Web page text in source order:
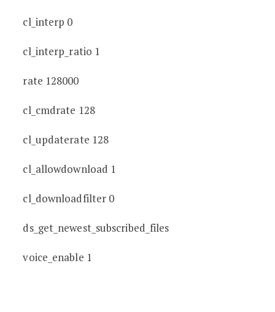
cl_interp 0
cl_interp_ratio 1
rate 128000
cl_cmdrate 128
cl_updaterate 128
cl_allowdownload 1
cl_downloadfilter 0
ds_get_newest_subscribed_files
voice_enable 1